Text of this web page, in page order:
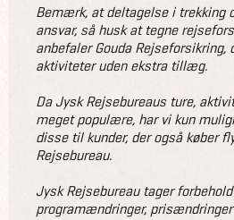
Bemærk, at deltagelse i trekking
ansvar, så husk at tegne
anbefaler Gouda
aktiviteter uden ekstra tillæg.
Da Jysk Rejsebureaus ture,
meget populære, har vi kun
disse til kunder, der også køber
Rejsebureau.
Jysk Rejsebureau tager
programændringer,